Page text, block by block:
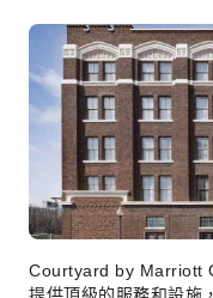
煙霧警報器
無障礙設施
附設自助停車場
Courtyard by Marriott